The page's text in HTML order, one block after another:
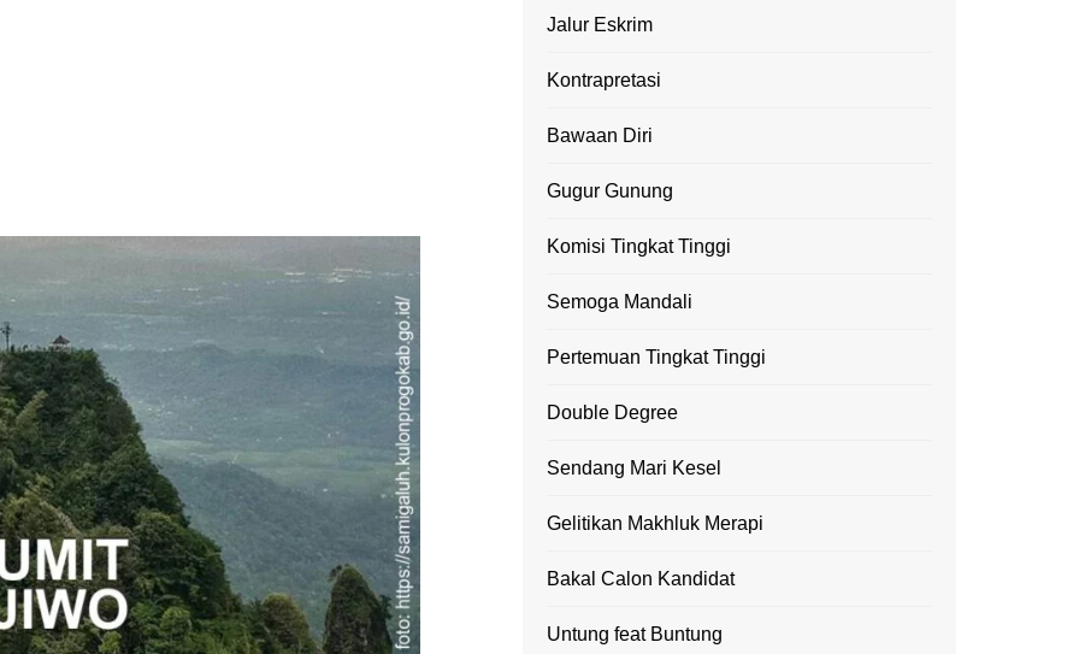
Jalur Eskrim
Kontrapretasi
Bawaan Diri
Gugur Gunung
Komisi Tingkat Tinggi
Semoga Mandali
Pertemuan Tingkat Tinggi
Double Degree
Sendang Mari Kesel
Gelitikan Makhluk Merapi
Bakal Calon Kandidat
Untung feat Buntung